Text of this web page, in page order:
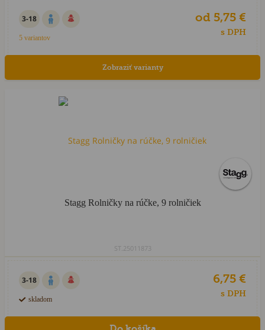
3-18
5 variantov
od 5,75 €
s DPH
Zobraziť varianty
Stagg Rolničky na rúčke, 9 rolničiek
ST.25011873
3-18
skladom
6,75 €
s DPH